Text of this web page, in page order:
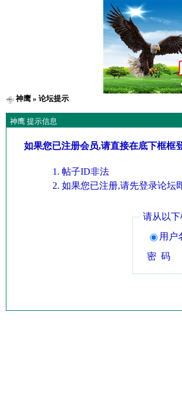
神鹰» 论坛提示
神鹰 提示信息
如果您已注册会员,请直接在底下框框
帖子ID非法
如果您已注册,请先登录论坛
请从以
用户
密 码